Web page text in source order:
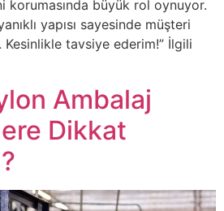
korumasında büyük rol oynuyor.
yapısı sayesinde müşteri
tavsiye ederim!” İlgili
Ambalaj
Dikkat